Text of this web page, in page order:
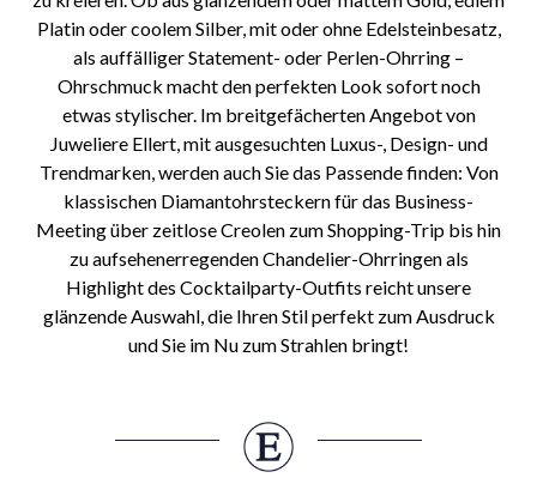
Platin oder coolem Silber, mit oder ohne Edelsteinbesatz,
als auffälliger Statement- oder Perlen-Ohrring –
Ohrschmuck macht den perfekten Look sofort noch
etwas stylischer. Im breitgefächerten Angebot von
Juweliere Ellert, mit ausgesuchten Luxus-, Design- und
Trendmarken, werden auch Sie das Passende finden: Von
klassischen Diamantohrsteckern für das Business-
Meeting über zeitlose Creolen zum Shopping-Trip bis hin
zu aufsehenerregenden Chandelier-Ohrringen als
Highlight des Cocktailparty-Outfits reicht unsere
glänzende Auswahl, die Ihren Stil perfekt zum Ausdruck
und Sie im Nu zum Strahlen bringt!